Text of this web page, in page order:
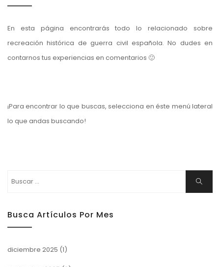
En esta página encontrarás todo lo relacionado sobre
recreación histórica de guerra civil española. No dudes en
contarnos tus experiencias en comentarios 🙂
¡Para encontrar lo que buscas, selecciona en éste menú lateral
lo que andas buscando!
Buscar
Busca Artículos Por Mes
diciembre 2025 (1)